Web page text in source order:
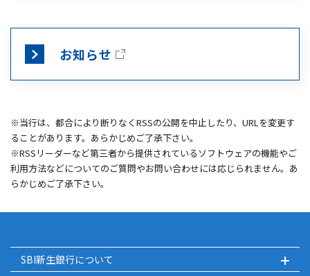
お知らせ
※当行は、都合により断りなくRSSの公開を中止したり、URLを変更す
ることがあります。あらかじめご了承下さい。
※RSSリーダーなど第三者から提供されているソフトウェアの機能やご
利用方法などについてのご質問やお問い合わせには応じられません。あ
らかじめご了承下さい。
SBI新生銀行について